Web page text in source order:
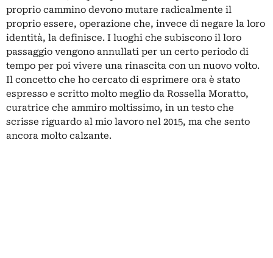
proprio cammino devono mutare radicalmente il
proprio essere, operazione che, invece di negare la loro
identità, la definisce. I luoghi che subiscono il loro
passaggio vengono annullati per un certo periodo di
tempo per poi vivere una rinascita con un nuovo volto.
Il concetto che ho cercato di esprimere ora è stato
espresso e scritto molto meglio da Rossella Moratto,
curatrice che ammiro moltissimo, in un testo che
scrisse riguardo al mio lavoro nel 2015, ma che sento
ancora molto calzante.